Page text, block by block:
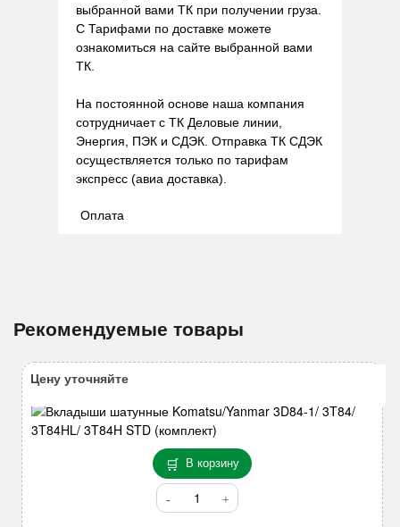
выбранной вами ТК при получении груза.
С Тарифами по доставке можете
ознакомиться на сайте выбранной вами
ТК.
На постоянной основе наша компания
сотрудничает с ТК Деловые линии,
Энергия, ПЭК и СДЭК. Отправка ТК СДЭК
осуществляется только по тарифам
экспресс (авиа доставка).
Оплата
Рекомендуемые товары
В корзину
Количество
товара
Цену уточняйте